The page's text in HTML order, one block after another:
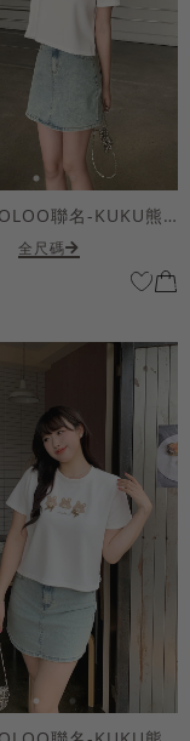
HOOLOOLOO聯名-KUKU熊蝴蝶結短袖上衣
全尺碼